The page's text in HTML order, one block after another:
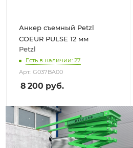
Анкер съемный Petzl
COEUR PULSE 12 мм
Petzl
Есть в наличии: 27
Арт.: G037BA00
8 200 руб.